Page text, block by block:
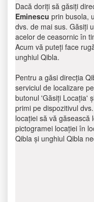
Dacă doriți să găsiți
Eminescu prin busola,
dvs. de mai sus. Găsiți
acelor de ceasornic în
Acum vă puteți face
unghiul Qibla.
Pentru a găsi direcția
serviciul de localizare
butonul 'Găsiți Locația'
primi pe dispozitivul
locației să vă găsească
pictogramei locației în
Qibla și unghiul Qibla